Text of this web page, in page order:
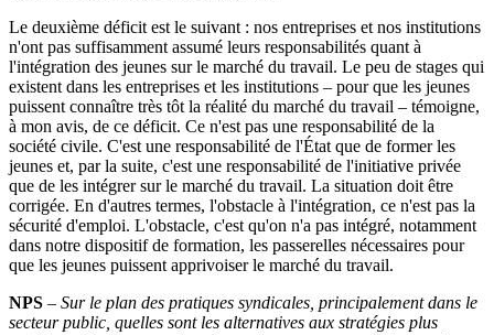
Le deuxième déficit est le suivant : nos entreprises et nos institutions
n'ont pas suffisamment assumé leurs responsabilités quant à
l'intégration des jeunes sur le marché du travail. Le peu de stages qui
existent dans les entreprises et les institutions – pour que les jeunes
puissent connaître très tôt la réalité du marché du travail – témoigne,
à mon avis, de ce déficit. Ce n'est pas une responsabilité de la
société civile. C'est une responsabilité de l'État que de former les
jeunes et, par la suite, c'est une responsabilité de l'initiative privée
que de les intégrer sur le marché du travail. La situation doit être
corrigée. En d'autres termes, l'obstacle à l'intégration, ce n'est pas la
sécurité d'emploi. L'obstacle, c'est qu'on n'a pas intégré, notamment
dans notre dispositif de formation, les passerelles nécessaires pour
que les jeunes puissent apprivoiser le marché du travail.
NPS – Sur le plan des pratiques syndicales, principalement dans le
secteur public, quelles sont les alternatives aux stratégies plus